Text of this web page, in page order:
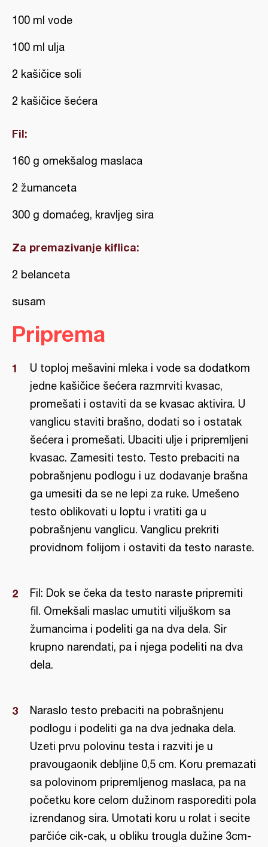
100 ml vode
100 ml ulja
2 kašičice soli
2 kašičice šećera
Fil:
160 g omekšalog maslaca
2 žumanceta
300 g domaćeg, kravljeg sira
Za premazivanje kiflica:
2 belanceta
susam
Priprema
U toploj mešavini mleka i vode sa dodatkom
jedne kašičice šećera razmrviti kvasac,
promešati i ostaviti da se kvasac aktivira. U
vanglicu staviti brašno, dodati so i ostatak
šećera i promešati. Ubaciti ulje i pripremljeni
kvasac. Zamesiti testo. Testo prebaciti na
pobrašnjenu podlogu i uz dodavanje brašna
ga umesiti da se ne lepi za ruke. Umešeno
testo oblikovati u loptu i vratiti ga u
pobrašnjenu vanglicu. Vanglicu prekriti
providnom folijom i ostaviti da testo naraste.
Fil: Dok se čeka da testo naraste pripremiti
fil. Omekšali maslac umutiti viljuškom sa
žumancima i podeliti ga na dva dela. Sir
krupno narendati, pa i njega podeliti na dva
dela.
Naraslo testo prebaciti na pobrašnjenu
podlogu i podeliti ga na dva jednaka dela.
Uzeti prvu polovinu testa i razviti je u
pravougaonik debljine 0,5 cm. Koru premazati
sa polovinom pripremljenog maslaca, pa na
početku kore celom dužinom rasporediti pola
izrendanog sira. Umotati koru u rolat i secite
parčiće cik-cak, u obliku trougla dužine 3cm-